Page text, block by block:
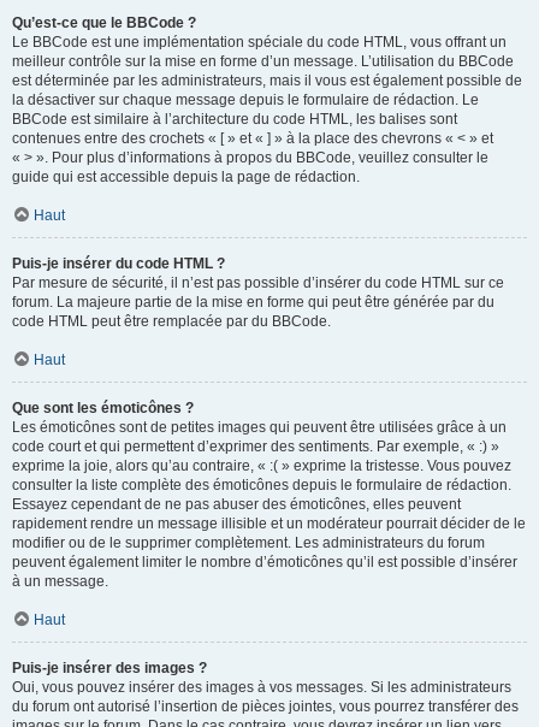
Qu’est-ce que le BBCode ?
Le BBCode est une implémentation spéciale du code HTML, vous offrant un
meilleur contrôle sur la mise en forme d’un message. L’utilisation du BBCode
est déterminée par les administrateurs, mais il vous est également possible de
la désactiver sur chaque message depuis le formulaire de rédaction. Le
BBCode est similaire à l’architecture du code HTML, les balises sont
contenues entre des crochets « [ » et « ] » à la place des chevrons « < » et
« > ». Pour plus d’informations à propos du BBCode, veuillez consulter le
guide qui est accessible depuis la page de rédaction.
Haut
Puis-je insérer du code HTML ?
Par mesure de sécurité, il n’est pas possible d’insérer du code HTML sur ce
forum. La majeure partie de la mise en forme qui peut être générée par du
code HTML peut être remplacée par du BBCode.
Haut
Que sont les émoticônes ?
Les émoticônes sont de petites images qui peuvent être utilisées grâce à un
code court et qui permettent d’exprimer des sentiments. Par exemple, « :) »
exprime la joie, alors qu’au contraire, « :( » exprime la tristesse. Vous pouvez
consulter la liste complète des émoticônes depuis le formulaire de rédaction.
Essayez cependant de ne pas abuser des émoticônes, elles peuvent
rapidement rendre un message illisible et un modérateur pourrait décider de le
modifier ou de le supprimer complètement. Les administrateurs du forum
peuvent également limiter le nombre d’émoticônes qu’il est possible d’insérer
à un message.
Haut
Puis-je insérer des images ?
Oui, vous pouvez insérer des images à vos messages. Si les administrateurs
du forum ont autorisé l’insertion de pièces jointes, vous pourrez transférer des